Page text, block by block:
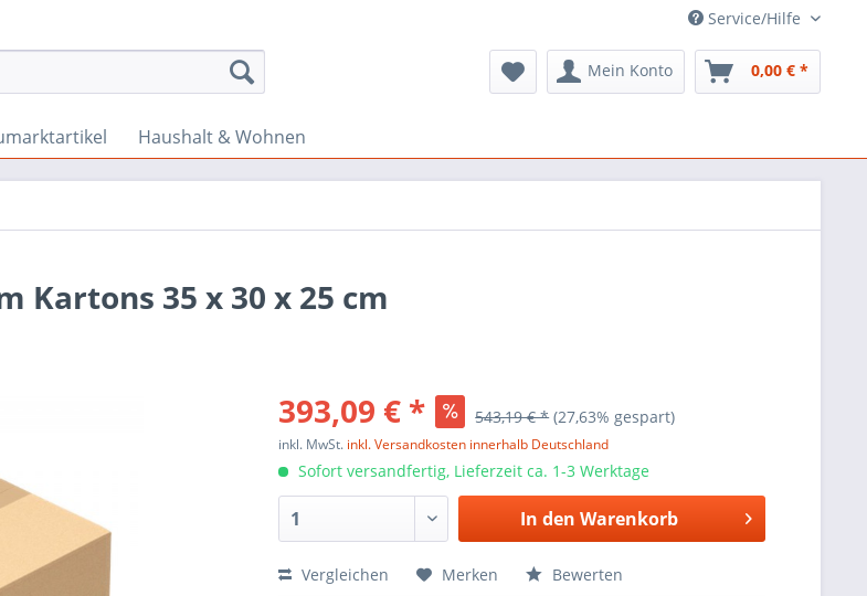
Service/Hilfe
Mein Konto 0,00 € *
Haushalt & Wohnen
Kartons 35 x 30 x 25 cm
393,09 € *
543,19 € * (27,63% gespart)
inkl. MwSt. inkl. Versandkosten innerhalb Deutschland
Sofort versandfertig, Lieferzeit ca. 1-3 Werktage
In den Warenkorb
Vergleichen Merken Bewerten